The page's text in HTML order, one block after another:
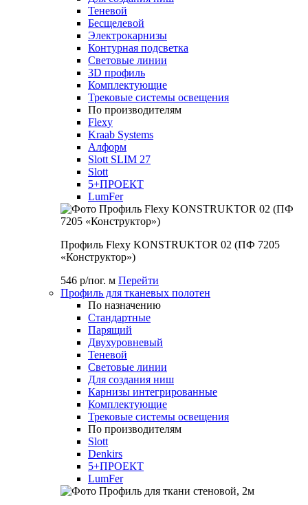
Теневой
Бесщелевой
Электрокарнизы
Контурная подсветка
Световые линии
3D профиль
Комплектующие
Трековые системы освещения
По производителям
Flexy
Kraab Systems
Алформ
Slott SLIM 27
Slott
5+ПРОЕКТ
LumFer
Профиль Flexy KONSTRUKTOR 02 (ПФ 7205
«Конструктор»)
546 р/пог. м Перейти
Профиль для тканевых полотен
По назначению
Стандартные
Парящий
Двухуровневый
Теневой
Световые линии
Для создания ниш
Карнизы интегрированные
Комплектующие
Трековые системы освещения
По производителям
Slott
Denkirs
5+ПРОЕКТ
LumFer